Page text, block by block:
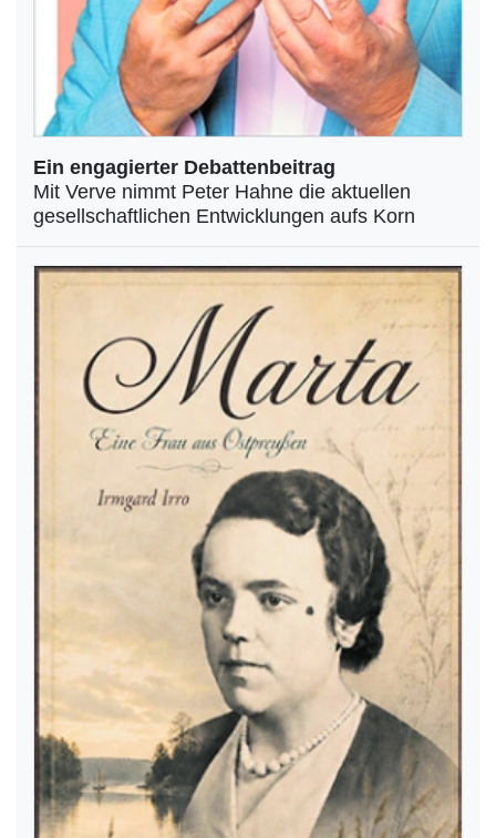
Ein engagierter Debattenbeitrag
Mit Verve nimmt Peter Hahne die aktuellen
gesellschaftlichen Entwicklungen aufs Korn